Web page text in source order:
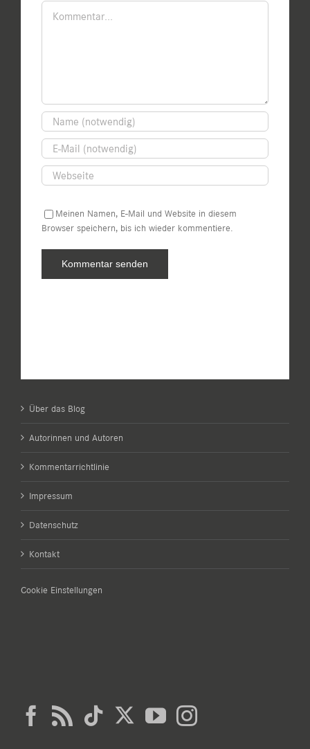
Kommentar
Meinen Namen, E-Mail und Website in diesem
Browser speichern, bis ich wieder kommentiere.
Über das Blog
Autorinnen und Autoren
Kommentarrichtlinie
Impressum
Datenschutz
Kontakt
Cookie Einstellungen